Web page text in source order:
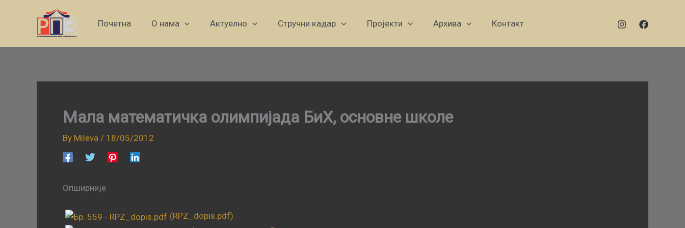
Почетна О нама Актуелно Стручни кадар Пројекти Архива Контакт
Мала математичка олимпијада БиХ, основне школе
By Mileva / 18/05/2012
Опширније
(RPZ_dopis.pdf)